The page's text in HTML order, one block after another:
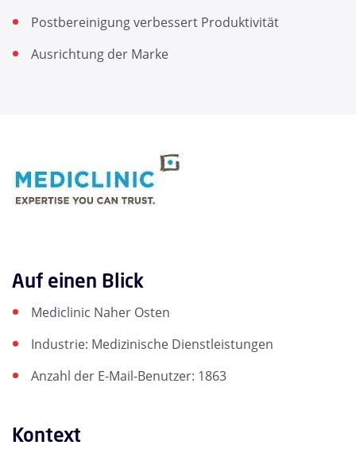
Postbereinigung verbessert Produktivität
Ausrichtung der Marke
Auf einen Blick
Mediclinic Naher Osten
Industrie: Medizinische Dienstleistungen
Anzahl der E-Mail-Benutzer: 1863
Kontext